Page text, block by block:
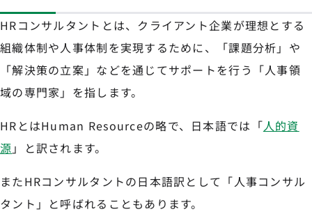
HRコンサルタントとは、クライアント企業が理想とする
組織体制や人事体制を実現するために、「課題分析」や
「解決策の立案」などを通じてサポートを行う「人事領
域の専門家」を指します。
HRとはHuman Resourceの略で、日本語では「人的資
源 」と訳されます。
またHRコンサルタントの日本語訳として「人事コンサル
タント」と呼ばれることもあります。